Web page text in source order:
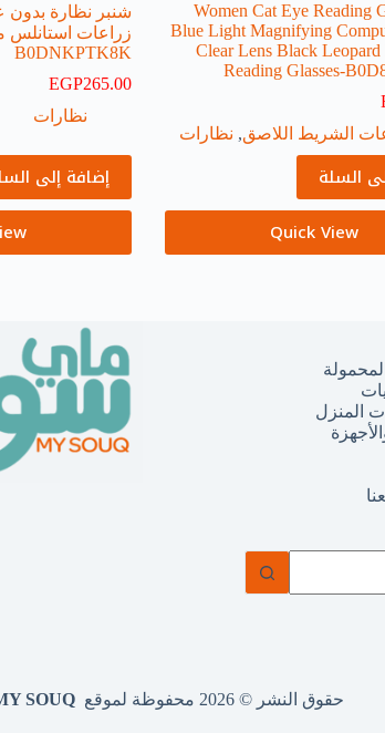
Women Cat Eye Reading
Blue Light Magnifying
Clear Lens Black Leopard
Reading Glasses-
الشريط اللاصق, نظارات
السلة
Quick View
شنبر نظارة بدون
زراعات استانلس
B0DNKPTK8K
EGP265.00
نظارات
إضافة إلى
المنزل
حقوق النشر © 2026 محفوظة لموقع SOUQ